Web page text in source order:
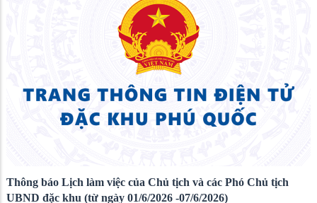
Thông báo Lịch làm việc của Chủ tịch và các Phó Chủ tịch
UBND đặc khu (từ ngày 01/6/2026 -07/6/2026)